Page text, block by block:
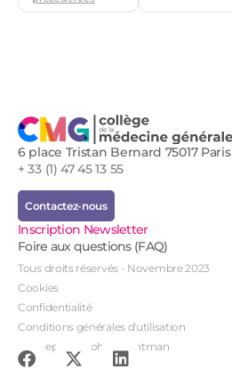
6 place Tristan Bernard 75017 Paris
+ 33 (1) 47 45 13 55
Contactez-nous
Inscription Newsletter
Foire aux questions (FAQ)
Tous droits réservés - Novembre 2023
Cookies
Confidentialité
Conditions générales d'utilisation
Conception : John Brightman